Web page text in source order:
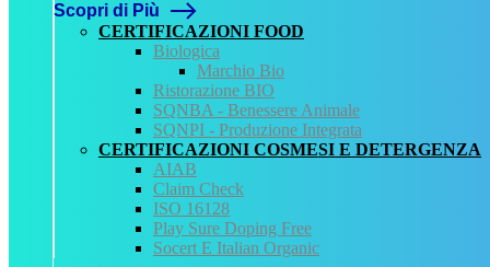
Scopri di Più
CERTIFICAZIONI FOOD
Biologica
Marchio Bio
Ristorazione BIO
SQNBA - Benessere Animale
SQNPI - Produzione Integrata
CERTIFICAZIONI COSMESI E DETERGENZA
AIAB
Claim Check
ISO 16128
Play Sure Doping Free
Socert E Italian Organic
CHI SIAMO
SERVIZI
REGISTRO CERTIFICATI
AREA DOWNLOAD
POLITICA QHSE
FAQ – DOMANDE FREQUENTI
CONTATTI
BIOLOGICA